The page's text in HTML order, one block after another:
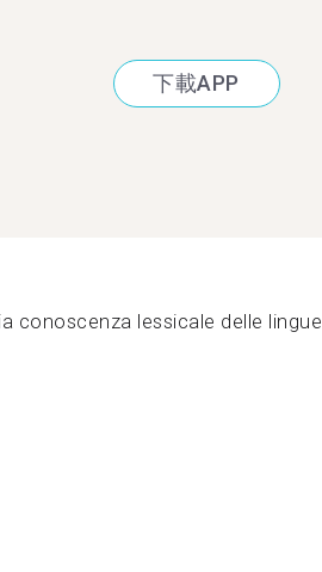
下載APP
conoscenza lessicale delle lingue